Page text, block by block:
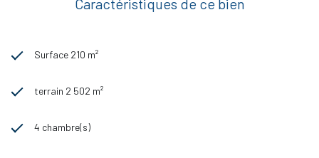
Surface 210 m²
terrain 2 502 m²
4 chambre(s)